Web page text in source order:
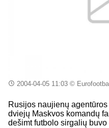
2004-04-05 11:03©
Rusijos naujienų
dviejų Maskvos komandų
dešimt futbolo sirgalių buvo